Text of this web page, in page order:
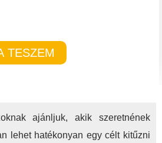
TESZEM
ajánljuk, akik szeretnének
lehet hatékonyan egy célt kitűzni